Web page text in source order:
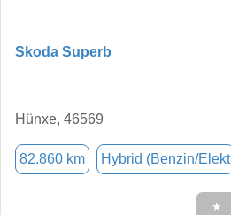
Skoda Superb
Hünxe, 46569
82.860 km Hybrid (Benzin/Elekt
★